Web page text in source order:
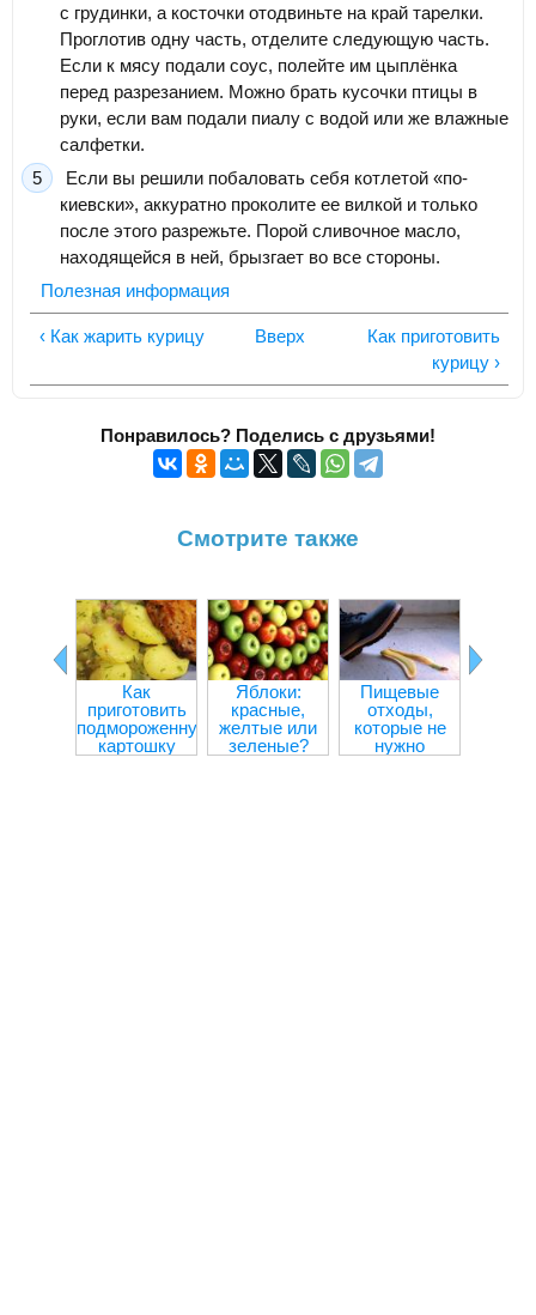
с грудинки, а косточки отодвиньте на край тарелки.
Проглотив одну часть, отделите следующую часть.
Если к мясу подали соус, полейте им цыплёнка
перед разрезанием. Можно брать кусочки птицы в
руки, если вам подали пиалу с водой или же влажные
салфетки.
Если вы решили побаловать себя котлетой «по-
киевски», аккуратно проколите ее вилкой и только
после этого разрежьте. Порой сливочное масло,
находящейся в ней, брызгает во все стороны.
Полезная информация
‹ Как жарить курицу Вверх
Как приготовить
курицу ›
Понравилось? Поделись с друзьями!
Смотрите также
Как
приготовить
подмороженную
картошку
Яблоки:
красные,
желтые или
зеленые?
Пищевые
отходы,
которые не
нужно